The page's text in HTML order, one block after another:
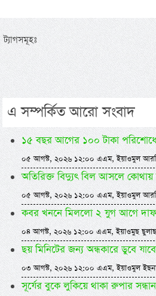
ট্যাগসমূহঃ
এ সম্পর্কিত আরো সংবাদ
১৫ বছর আগের ১০০ টাকা পরিশোধে
০৫ আগস্ট, ২০২৬ ১২:০০ এএম, ইয়াওমুল
অতিরিক্ত বিদ্যুৎ বিল আসলে
০৫ আগস্ট, ২০২৬ ১২:০০ এএম, ইয়াওমুল
কবর খননে মিললো ২ যুগ আগে
০৪ আগস্ট, ২০২৬ ১২:০০ এএম, ইয়াওমুছ
ছয় মিনিটের জন্য অন্ধকারে ডুবে
০৩ আগস্ট, ২০২৬ ১২:০০ এএম, ইয়াওমুল
সূর্যের বুকে লুকিয়ে থাকা রুপার সন্ধান